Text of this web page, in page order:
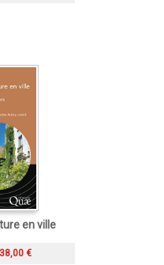
en ville
38,00 €